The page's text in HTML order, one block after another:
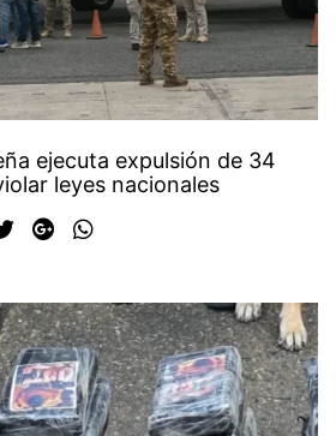
ejecuta expulsión de 34
leyes nacionales